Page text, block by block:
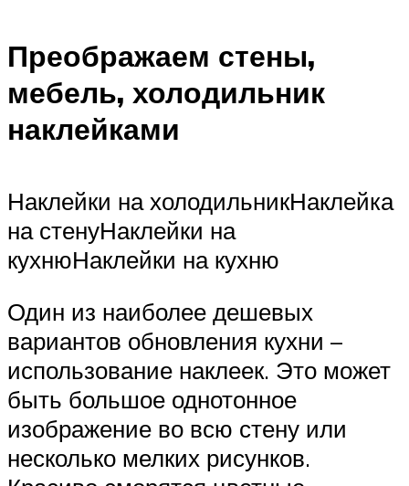
Преображаем стены,
мебель, холодильник
наклейками
Наклейки на холодильникНаклейка
на стенуНаклейки на
кухнюНаклейки на кухню
Один из наиболее дешевых
вариантов обновления кухни –
использование наклеек. Это может
быть большое однотонное
изображение во всю стену или
несколько мелких рисунков.